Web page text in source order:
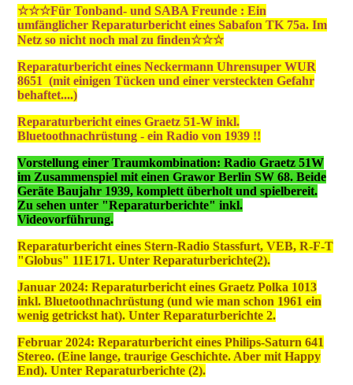
☆☆☆Für Tonband- und SABA Freunde : Ein
umfänglicher Reparaturbericht eines Sabafon TK 75a. Im
Netz so nicht noch mal zu finden☆☆☆
Reparaturbericht eines Neckermann Uhrensuper WUR
8651 (mit einigen Tücken und einer versteckten Gefahr
behaftet....)
Reparaturbericht eines Graetz 51-W inkl.
Bluetoothnachrüstung - ein Radio von 1939 !!
Vorstellung einer Traumkombination: Radio Graetz 51W
im Zusammenspiel mit einen Grawor Berlin SW 68. Beide
Geräte Baujahr 1939, komplett überholt und spielbereit.
Zu sehen unter "Reparaturberichte" inkl.
Videovorführung.
Reparaturbericht eines Stern-Radio Stassfurt, VEB, R-F-T
"Globus" 11E171. Unter Reparaturberichte(2).
Januar 2024: Reparaturbericht eines Graetz Polka 1013
inkl. Bluetoothnachrüstung (und wie man schon 1961 ein
wenig getrickst hat). Unter Reparaturberichte 2.
Februar 2024: Reparaturbericht eines Philips-Saturn 641
Stereo. (Eine lange, traurige Geschichte. Aber mit Happy
End). Unter Reparaturberichte (2).